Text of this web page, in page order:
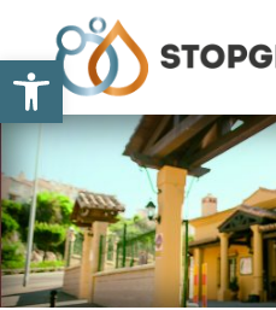
Abrir barra de herramientas